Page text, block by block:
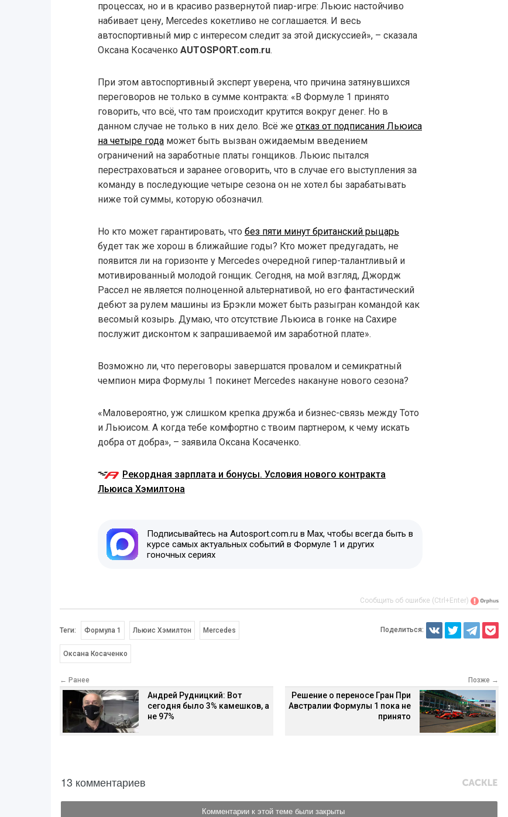
процессах, но и в красиво развернутой пиар-игре: Льюис настойчиво
набивает цену, Mercedes кокетливо не соглашается. И весь
автоспортивный мир с интересом следит за этой дискуссией», – сказала
Оксана Косаченко AUTOSPORT.com.ru.
При этом автоспортивный эксперт уверена, что причина затянувшихся
переговоров не только в сумме контракта: «В Формуле 1 принято
говорить, что всё, что там происходит крутится вокруг денег. Но в
данном случае не только в них дело. Всё же отказ от подписания Льюиса
на четыре годаможет быть вызван ожидаемым введением
ограничений на заработные платы гонщиков. Льюис пытался
перестраховаться и заранее оговорить, что в случае его выступления за
команду в последующие четыре сезона он не хотел бы зарабатывать
ниже той суммы, которую обозначил.
Но кто может гарантировать, что без пяти минут британский рыцарь
будет так же хорош в ближайшие годы? Кто может предугадать, не
появится ли на горизонте у Mercedes очередной гипер-талантливый и
мотивированный молодой гонщик. Сегодня, на мой взгляд, Джордж
Рассел не является полноценной альтернативой, но его фантастический
дебют за рулем машины из Брэкли может быть разыгран командой как
весомый козырь. Думаю, что отсутствие Льюиса в гонке на Сахире
послужит дисконтом к запрашиваемой им заработной плате».
Возможно ли, что переговоры завершатся провалом и семикратный
чемпион мира Формулы 1 покинет Mercedes накануне нового сезона?
«Маловероятно, уж слишком крепка дружба и бизнес-связь между Тото
и Льюисом. А когда тебе комфортно с твоим партнером, к чему искать
добра от добра», – заявила Оксана Косаченко.
Рекордная зарплата и бонусы. Условия нового контракта
Льюиса Хэмилтона
Подписывайтесь на Autosport.com.ru в Max, чтобы всегда быть в
курсе самых актуальных событий в Формуле 1 и других
гоночных сериях
Сообщить об ошибке (Ctrl+Enter)
Теги: Формула 1 Льюис Хэмилтон Mercedes
Оксана Косаченко
Поделиться:
← Ранее
Андрей Рудницкий: Вот
сегодня было 3% камешков, а
не 97%
Позже →
Решение о переносе Гран При
Австралии Формулы 1 пока не
принято
13 комментариев
Комментарии к этой теме были закрыты